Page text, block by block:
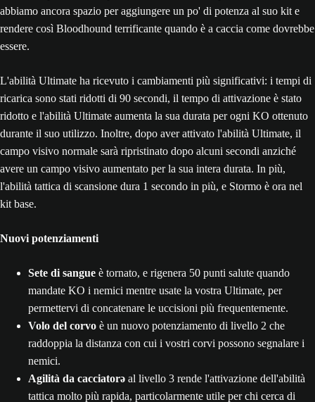
abbiamo ancora spazio per aggiungere un po' di potenza al suo kit e
rendere così Bloodhound terrificante quando è a caccia come dovrebbe
essere.
L'abilità Ultimate ha ricevuto i cambiamenti più significativi: i tempi di
ricarica sono stati ridotti di 90 secondi, il tempo di attivazione è stato
ridotto e l'abilità Ultimate aumenta la sua durata per ogni KO ottenuto
durante il suo utilizzo. Inoltre, dopo aver attivato l'abilità Ultimate, il
campo visivo normale sarà ripristinato dopo alcuni secondi anziché
avere un campo visivo aumentato per la sua intera durata. In più,
l'abilità tattica di scansione dura 1 secondo in più, e Stormo è ora nel
kit base.
Nuovi potenziamenti
Sete di sangue è tornato, e rigenera 50 punti salute quando
mandate KO i nemici mentre usate la vostra Ultimate, per
permettervi di concatenare le uccisioni più frequentemente.
Volo del corvo è un nuovo potenziamento di livello 2 che
raddoppia la distanza con cui i vostri corvi possono segnalare i
nemici.
Agilità da cacciatorə al livello 3 rende l'attivazione dell'abilità
tattica molto più rapida, particolarmente utile per chi cerca di